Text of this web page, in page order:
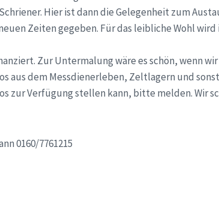
Hier ist dann die Gelegenheit zum
Zeiten gegeben. Für das leibliche Wohl
Zur Untermalung wäre es schön, wenn wir
aus dem Messdienerleben, Zeltlagern und
zur Verfügung stellen kann, bitte melden. Wir
0160/7761215